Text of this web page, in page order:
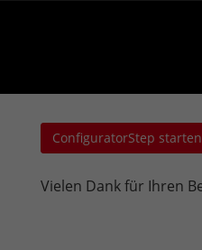
ConfiguratorStep starten
Vielen Dank für Ihren